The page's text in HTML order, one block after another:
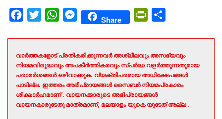
Facebook
Twitter WhatsAppMessengerShare PrintFriendly
വാർത്തകളോട് പ്രതികരിക്കുന്നവർ അശ്ലീലവും അസഭ്യവും
നിയമവിരുദ്ധവും അപകീർത്തികരവും സ്പർദ്ധ വളർത്തുന്നതുമായ
പരാമർശങ്ങൾ ഒഴിവാക്കുക. വ്യക്തിപരമായ അധിക്ഷേപങ്ങൾ
പാടില്ല. ഇത്തരം അഭിപ്രായങ്ങൾ സൈബർ നിയമപ്രകാരം
ശിക്ഷാർഹമാണ് . വായനക്കാരുടെ അഭിപ്രായങ്ങൾ
വായനകാരുടേതു മാത്രമാണ്, മലയാളം യുകെ യുടേത് അല്ല .